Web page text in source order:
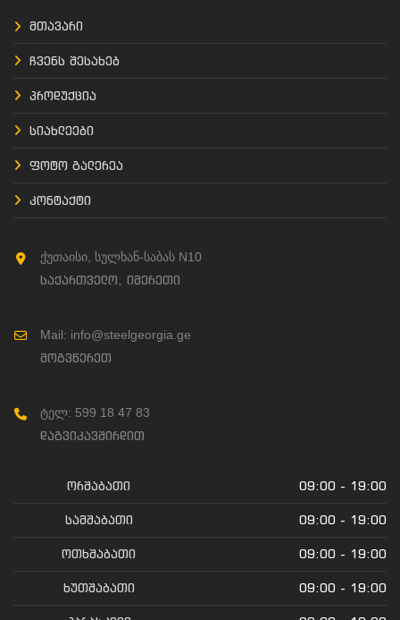
მთავარი
ჩვენს შესახებ
პროდუქცია
სიახლეები
ფოტო გალერეა
კონტაქტი
ქუთაისი, სულხან-საბას N10
საქართველო, იმერეთი
Mail: info@steelgeorgia.ge
მოგვწერეთ
ტელ: 599 18 47 83
დაგვიკავშირდით
ორშაბათი 09:00 - 19:00
სამშაბათი 09:00 - 19:00
ოთხშაბათი 09:00 - 19:00
ხუთშაბათი 09:00 - 19:00